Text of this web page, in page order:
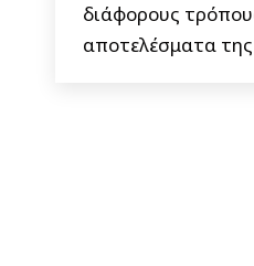
διάφορους
αποτελέσματα